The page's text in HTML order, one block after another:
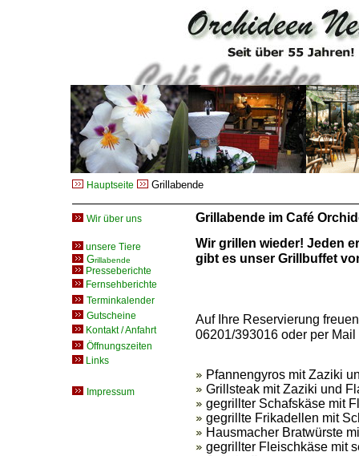
Hauptseite Grillabende
Wir über uns
unsere Tiere
Grillabende
Presseberichte
Fernsehberichte
Terminkalender
Gutscheine
Kontakt / Anfahrt
Öffnungszeiten
Links
Impressum
Grillabende im Café
Wir grillen wieder! Jeden
gibt es unser Grillbuffet
Auf Ihre Reservierung
06201/393016 oder per Mail
Pfannengyros mit Zaziki
Grillsteak mit Zaziki und
gegrillter Schafskäse mit
gegrillte Frikadellen mit
Hausmacher Bratwürste
gegrillter Fleischkäse mit